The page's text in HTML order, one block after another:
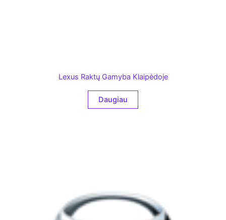
Lexus Raktų Gamyba Klaipėdoje
Daugiau